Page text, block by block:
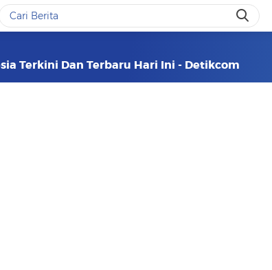
Terkini Dan Terbaru Hari Ini - Detikcom